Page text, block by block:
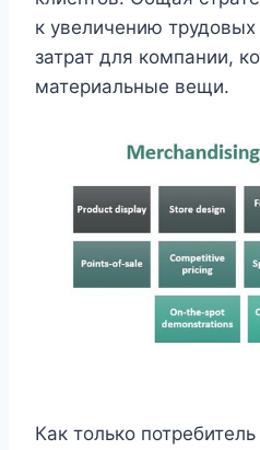
к увеличению
затрат для компании,
материальные вещи.
Как только